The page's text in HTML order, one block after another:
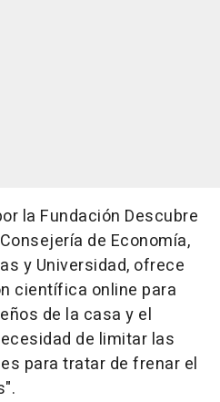
la Fundación Descubre
de Economía,
y Universidad, ofrece
científica online para
de la casa y el
de limitar las
para tratar de frenar el